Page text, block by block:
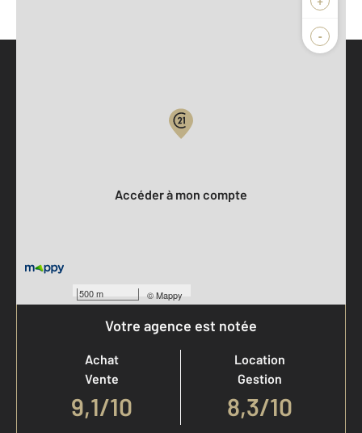
-
500 m ©Mappy
Accéder à mon compte
Votre agence est notée
Achat
Vente
9,1/10
Location
Gestion
8,3/10